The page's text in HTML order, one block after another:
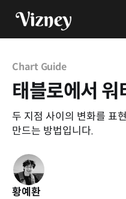
Chart Guide
태블로에서 워
두 지점 사이의 변화를 표
만드는 방법입니다.
황예환